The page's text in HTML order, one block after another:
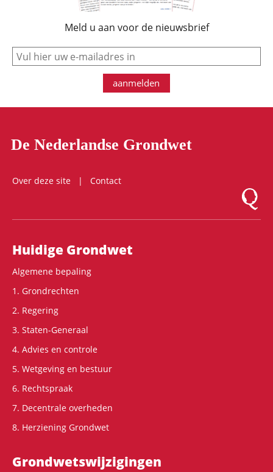
Meld u aan voor de nieuwsbrief
e-mail
aanmelden
De Nederlandse Grondwet
Over deze site
Contact
Logo
Hoofdnavigatie
Huidige Grondwet
Algemene bepaling
1. Grondrechten
2. Regering
3. Staten-Generaal
4. Advies en controle
5. Wetgeving en bestuur
6. Rechtspraak
7. Decentrale overheden
8. Herziening Grondwet
Grondwets­wijzigingen